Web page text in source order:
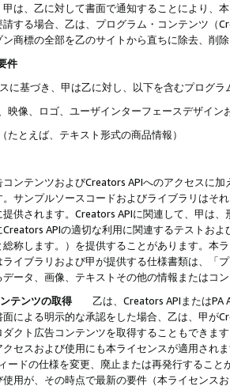
は、乙に対して書面で通知することにより、
する場合、乙は、プログラム・コンテンツ（
商標の全部を乙のサイトから直ちに除去、削
件
に基づき、甲は乙に対し、以下を含むプログ
映像、ロゴ、ユーザインターフェースデザイ
たとえば、テキスト形式の商品情報）
ンテンツおよびCreators APIへのアクセスに
サンプルソースコードおよびライブラリはそ
供されます。Creators APIに関連して、甲は
Creators APIの適切な利用に関連するテストお
総称します。）を提供することがあります。本
ライブラリおよび甲が提供する仕様書類は、「
ータ、画像、テキストその他の情報またはコ
テンツの取得
乙は、Creators APIまたはPA
による明示的な承認をした場合、乙は、甲が
クト広告コンテンツを取得することもできま
セスおよび使用にも本ライセンスが適用され
ードの仕様を変更、廃止または再発行するこ
使用が、その時点で最新の要件（本ライセン